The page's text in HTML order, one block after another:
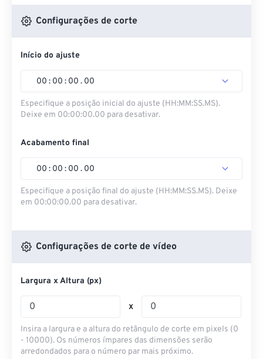
Configurações de corte
Início do ajuste
00 : 00 : 00 . 00
Especifique a posição inicial do ajuste (HH:MM:SS.MS).
Deixe em 00:00:00.00 para desativar.
Acabamento final
00 : 00 : 00 . 00
Especifique a posição final do ajuste (HH:MM:SS.MS). Deixe
em 00:00:00.00 para desativar.
Configurações de corte de vídeo
Largura x Altura (px)
x
Insira a largura e a altura do retângulo de corte em pixels (0
- 10000). Os números ímpares das dimensões serão
arredondados para o número par mais próximo.